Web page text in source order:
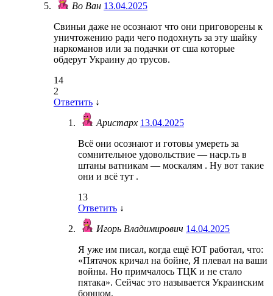
Во Ван 13.04.2025
Свиньи даже не осознают что они приговорены к
уничтожению ради чего подохнуть за эту шайку
наркоманов или за подачки от сша которые
обдерут Украину до трусов.
14
2
Ответить ↓
Аристарх 13.04.2025
Всё они осознают и готовы умереть за
сомнительное удовольствие — наср.ть в
штаны ватникам — москалям . Ну вот такие
они и всё тут .
13
Ответить ↓
Игорь Владимирович 14.04.2025
Я уже им писал, когда ещё ЮТ работал, что:
«Пятачок кричал на бойне, Я плевал на ваши
войны. Но примчалось ТЦК и не стало
пятака». Сейчас это называется Украинским
борщом.